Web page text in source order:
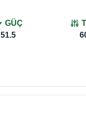
GÜÇ
51.5